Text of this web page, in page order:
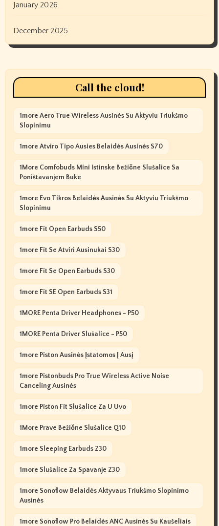
January 2026
December 2025
Call the cloud!
1more Aero True Wireless Ausinės Su Aktyviu Triukšmo
Slopinimu
1more Atviro Tipo Ausies Belaidės Ausinės S70
1More Comfobuds Mini Istinske Bežične Slušalice Sa
Poništavanjem Buke
1more Evo Tikros Belaidės Ausinės Su Aktyviu Triukšmo
Slopinimu
1more Fit Open Earbuds S50
1more Fit Se Atviri Ausinukai S30
1more Fit Se Open Earbuds S30
1more Fit SE Open Earbuds S31
1MORE Penta Driver Headphones - P50
1MORE Penta Driver Slušalice - P50
1more Piston Ausinės Įstatomos Į Ausį
1more Pistonbuds Pro True Wireless Active Noise
Canceling Ausinės
1more Piston Fit Slušalice Za U Uvo
1More Prave Bežične Slušalice Q10
1more Sleeping Earbuds Z30
1more Slušalice Za Spavanje Z30
1more Sonoflow Belaidės Aktyvaus Triukšmo Slopinimo
Ausinės
1more Sonoflow Pro Belaidės ANC Ausinės Su Kaušeliais